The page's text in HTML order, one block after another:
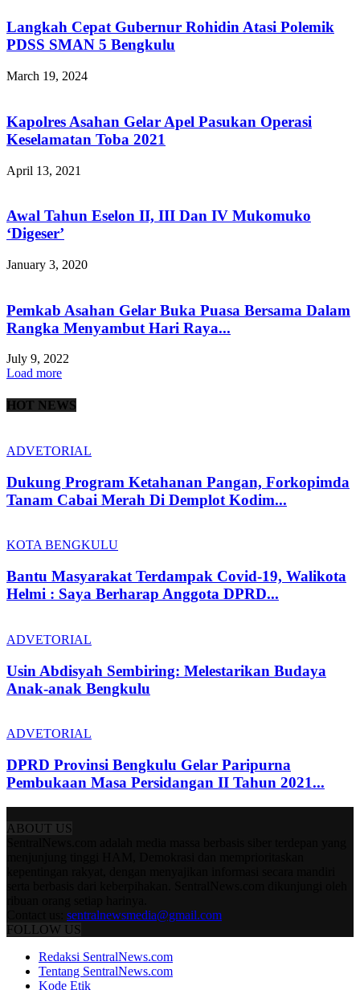
Langkah Cepat Gubernur Rohidin Atasi Polemik
PDSS SMAN 5 Bengkulu
March 19, 2024
Kapolres Asahan Gelar Apel Pasukan Operasi
Keselamatan Toba 2021
April 13, 2021
Awal Tahun Eselon II, III Dan IV Mukomuko
‘Digeser’
January 3, 2020
Pemkab Asahan Gelar Buka Puasa Bersama Dalam
Rangka Menyambut Hari Raya...
July 9, 2022
Load more
HOT NEWS
ADVETORIAL
Dukung Program Ketahanan Pangan, Forkopimda
Tanam Cabai Merah Di Demplot Kodim...
KOTA BENGKULU
Bantu Masyarakat Terdampak Covid-19, Walikota
Helmi : Saya Berharap Anggota DPRD...
ADVETORIAL
Usin Abdisyah Sembiring: Melestarikan Budaya
Anak-anak Bengkulu
ADVETORIAL
DPRD Provinsi Bengkulu Gelar Paripurna
Pembukaan Masa Persidangan II Tahun 2021...
ABOUT US
sentralnewsmedia@gmail.com
FOLLOW US
Redaksi SentralNews.com
Tentang SentralNews.com
Kode Etik